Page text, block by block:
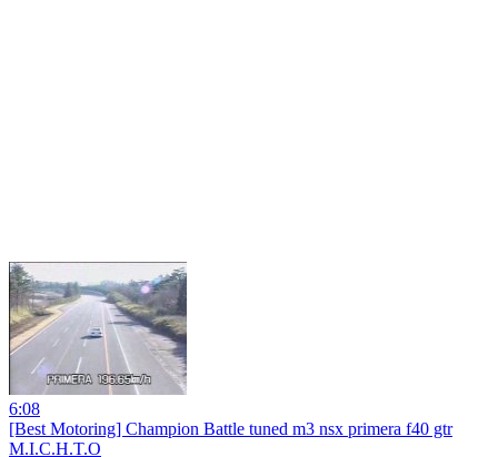
6:08
[Best Motoring] Champion Battle tuned m3 nsx primera f40 gtr
M.I.C.H.T.O